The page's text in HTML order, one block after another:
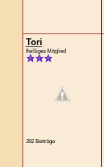
Tori
fleißiges Mitglied
282 Beiträge